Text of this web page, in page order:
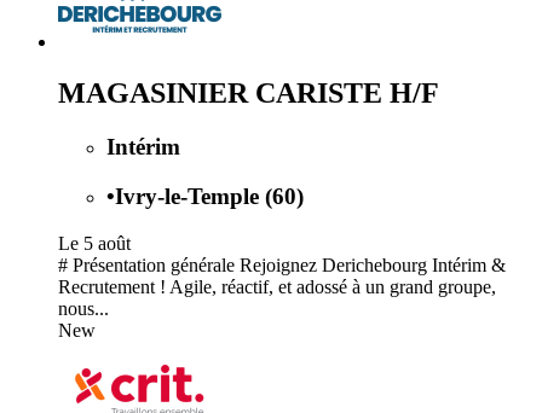
MAGASINIER CARISTE H/F
Intérim
•Ivry-le-Temple (60)
Le 5 août
# Présentation générale Rejoignez Derichebourg Intérim &
Recrutement ! Agile, réactif, et adossé à un grand groupe,
nous...
New